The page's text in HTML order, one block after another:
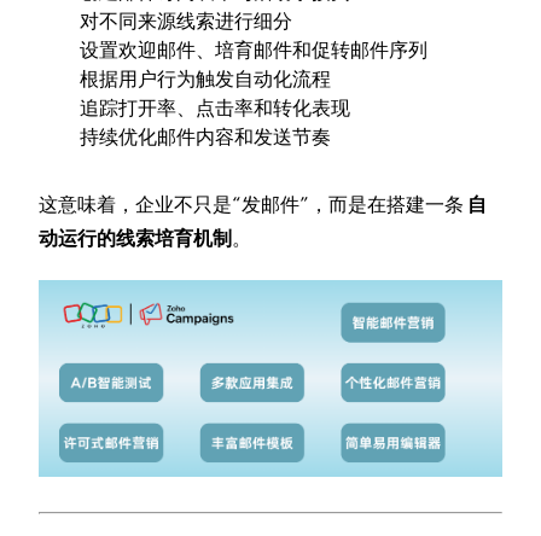
对不同来源线索进行细分
设置欢迎邮件、培育邮件和促转邮件序列
根据用户行为触发自动化流程
追踪打开率、点击率和转化表现
持续优化邮件内容和发送节奏
这意味着，企业不只是“发邮件”，而是在搭建一条 自
动运行的线索培育机制 。